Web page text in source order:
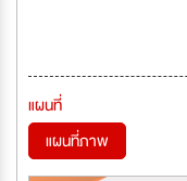
แผนที่
แผนที่ภาพ